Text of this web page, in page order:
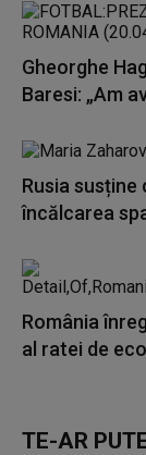
Gheorghe
Baresi: „Am
Rusia susține
încălcarea
România
al ratei de
TE-AR